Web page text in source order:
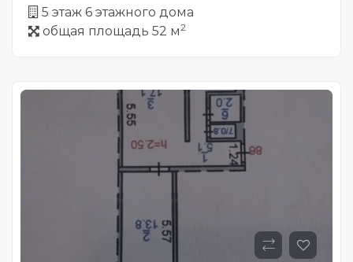
5 этаж 6 этажного дома
общая площадь 52 м2